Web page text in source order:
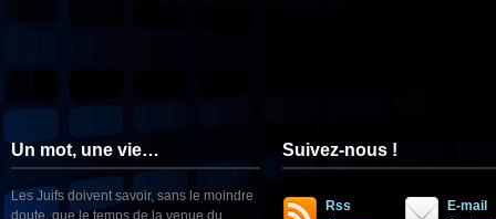
Un mot, une vie…
Les Juifs doivent savoir, sans le moindre
doute, que le temps de la venue du
Suivez-nous !
Rss E-mail